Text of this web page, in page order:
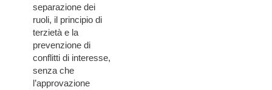
separazione dei
ruoli, il principio di
terzietà e la
prevenzione di
conflitti di interesse,
senza che
l’approvazione